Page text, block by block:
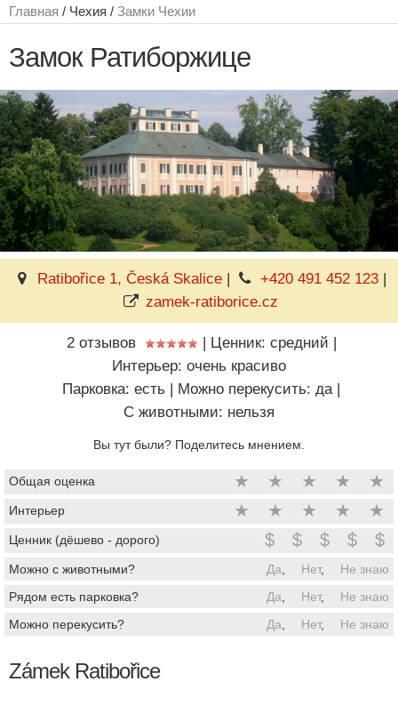
Главная / Чехия / Замки Чехии
Замок Ратиборжице
Ratibořice 1, Česká Skalice | +420 491 452 123|
zamek-ratiborice.cz
2 отзывов | Ценник: средний |
Интерьер: очень красиво
Парковка: есть | Можно перекусить: да |
C животными: нельзя
Вы тут были? Поделитесь мнением.
Общая оценка ★ ★ ★ ★ ★
Интерьер ★ ★ ★ ★ ★
Ценник (дёшево - дорого) $ $ $ $ $
Можно с животными? Да Нет,
Не знаю
Рядом есть парковка?
Да Нет,
Не знаю
Можно перекусить?
Да Нет, Не знаю
Zámek Ratibořice